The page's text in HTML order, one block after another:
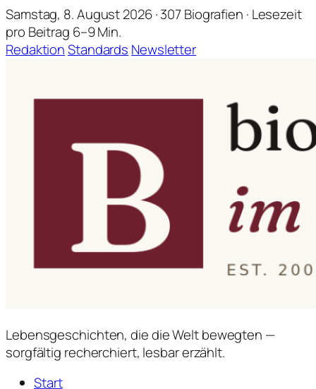
Samstag, 8. August 2026 · 307 Biografien · Lesezeit
pro Beitrag 6–9 Min.
RedaktionStandards Newsletter
Lebensgeschichten, die die Welt bewegten —
sorgfältig recherchiert, lesbar erzählt.
Start